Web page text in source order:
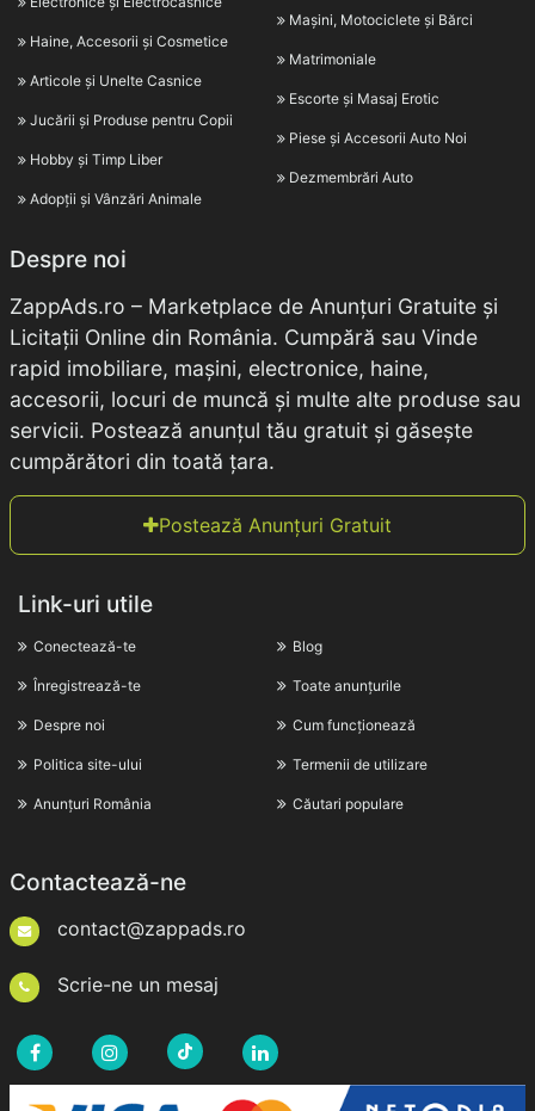
Haine, Accesorii și Cosmetice
Articole și Unelte Casnice
Jucării și Produse pentru Copii
Hobby și Timp Liber
Adopții și Vânzări Animale
Mașini, Motociclete și Bărci
Matrimoniale
Escorte și Masaj Erotic
Piese și Accesorii Auto Noi
Dezmembrări Auto
Despre noi
ZappAds.ro – Marketplace de Anunțuri Gratuite și
Licitații Online din România. Cumpără sau Vinde
rapid imobiliare, mașini, electronice, haine,
accesorii, locuri de muncă și multe alte produse sau
servicii. Postează anunțul tău gratuit și găsește
cumpărători din toată țara.
Postează Anunțuri Gratuit
Link-uri utile
Conectează-te
Înregistrează-te
Despre noi
Politica site-ului
Anunțuri România
Blog
Toate anunțurile
Cum funcționează
Termenii de utilizare
Căutari populare
Contactează-ne
contact@zappads.ro
Scrie-ne un mesaj